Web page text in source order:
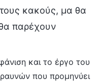
κακούς, μα θα
παρέχουν
και το έργο του
που προμηνύει